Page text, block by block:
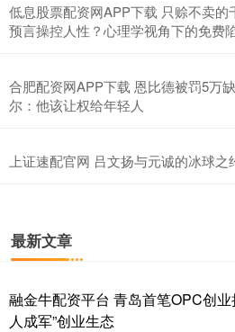
低息股票配资网APP下载 只赊不卖的
预言操控人性？心理学视角下的免费
合肥配资网APP下载 恩比德被罚5万
尔：他该让权给年轻人
上证速配官网 吕文扬与元诚的冰球
最新文章
融金牛配资平台 青岛首笔OPC创
人成军”创业生态